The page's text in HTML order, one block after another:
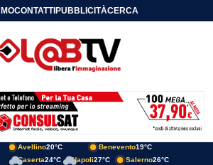
CONTATTIPUBBLICITÀCERCA
Avellino20°C Benevento19°C
Caserta24°C Napoli27°C Salerno26°C